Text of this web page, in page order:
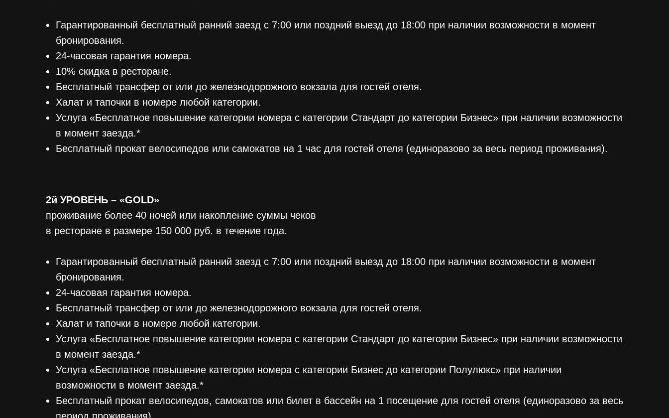
Гарантированный бесплатный ранний заезд с 7:00 или поздний выезд до 18:00 при наличии возможности в момент
бронирования.
24-часовая гарантия номера.
10% скидка в ресторане.
Бесплатный трансфер от или до железнодорожного вокзала для гостей отеля.
Халат и тапочки в номере любой категории.
Услуга «Бесплатное повышение категории номера с категории Стандарт до категории Бизнес» при наличии возможности
в момент заезда.*
Бесплатный прокат велосипедов или самокатов на 1 час для гостей отеля (единоразово за весь период проживания).
2й УРОВЕНЬ – «GOLD»
проживание более 40 ночей или накопление суммы чеков
в ресторане в размере 150 000 руб. в течение года.
Гарантированный бесплатный ранний заезд с 7:00 или поздний выезд до 18:00 при наличии возможности в момент
бронирования.
24-часовая гарантия номера.
Бесплатный трансфер от или до железнодорожного вокзала для гостей отеля.
Халат и тапочки в номере любой категории.
Услуга «Бесплатное повышение категории номера с категории Стандарт до категории Бизнес» при наличии возможности
в момент заезда.*
Услуга «Бесплатное повышение категории номера с категории Бизнес до категории Полулюкс» при наличии
возможности в момент заезда.*
Бесплатный прокат велосипедов, самокатов или билет в бассейн на 1 посещение для гостей отеля (единоразово за весь